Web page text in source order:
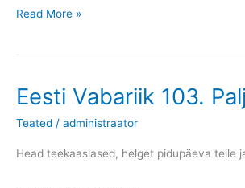
Märtsiküüditamise
aastapäev
Read More »
Eesti Vabariik 103.
Teated / administraator
Head teekaaslased, helget pidupäeva teile